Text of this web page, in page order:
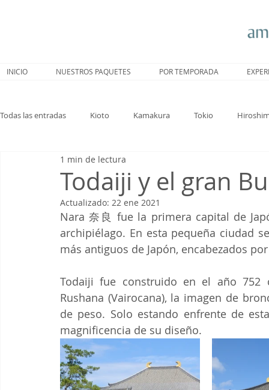
INICIO NUESTROS PAQUETES POR TEMPORADA
Todas las entradas Kioto Kamakura Tokio
Trenes Hakone
Todaiji y el gran
1 min de lectura
Actualizado: 22 ene 2021
Nara 奈良 fue la primera capital de
archipiélago. En esta pequeña ciudad
más antiguos de Japón, encabezados
Todaiji fue construido en el año 752
Rushana (Vairocana), la imagen de
de peso. Solo estando enfrente de
magnificencia de su diseño.